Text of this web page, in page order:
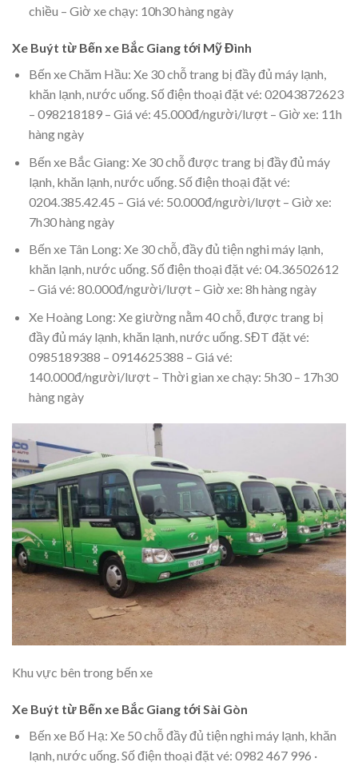
chiều – Giờ xe chạy: 10h30 hàng ngày
Xe Buýt từ Bến xe Bắc Giang tới Mỹ Đình
Bến xe Chăm Hầu: Xe 30 chỗ trang bị đầy đủ máy lạnh,
khăn lạnh, nước uống. Số điện thoại đặt vé: 02043872623
– 098218189 – Giá vé: 45.000đ/người/lượt – Giờ xe: 11h
hàng ngày
Bến xe Bắc Giang: Xe 30 chỗ được trang bị đầy đủ máy
lạnh, khăn lạnh, nước uống. Số điện thoại đặt vé:
0204.385.42.45 – Giá vé: 50.000đ/người/lượt – Giờ xe:
7h30 hàng ngày
Bến xe Tân Long: Xe 30 chỗ, đầy đủ tiện nghi máy lạnh,
khăn lạnh, nước uống. Số điện thoại đặt vé: 04.36502612
– Giá vé: 80.000đ/người/lượt – Giờ xe: 8h hàng ngày
Xe Hoàng Long: Xe giường nằm 40 chỗ, được trang bị
đầy đủ máy lạnh, khăn lạnh, nước uống. SĐT đặt vé:
0985189388 – 0914625388 – Giá vé:
140.000đ/người/lượt – Thời gian xe chạy: 5h30 – 17h30
hàng ngày
Khu vực bên trong bến xe
Xe Buýt từ Bến xe Bắc Giang tới Sài Gòn
Bến xe Bố Hạ: Xe 50 chỗ đầy đủ tiện nghi máy lạnh, khăn
lạnh, nước uống. Số điện thoại đặt vé: 0982 467 996 ·